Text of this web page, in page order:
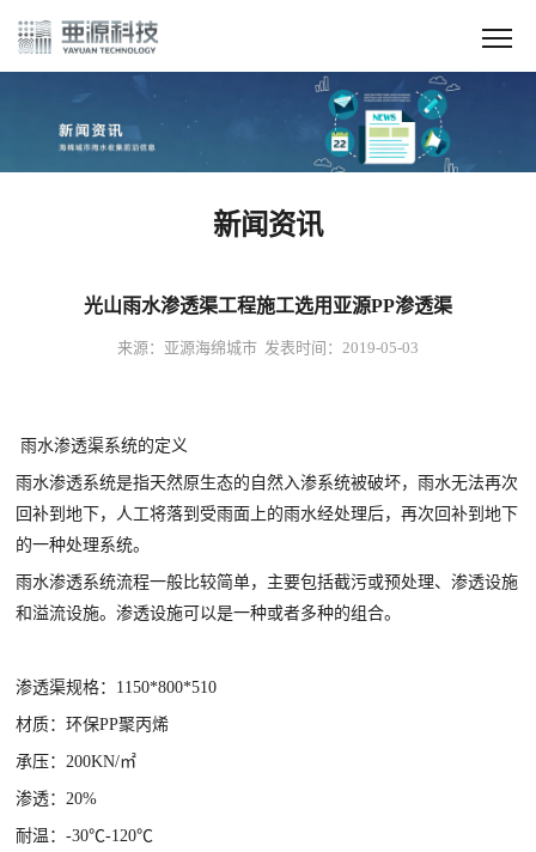
新闻资讯
光山雨水渗透渠工程施工选用亚源PP渗透渠
来源：亚源海绵城市 发表时间：2019-05-03
雨水渗透渠系统的定义
雨水渗透系统是指天然原生态的自然入渗系统被破坏，雨水无法再次
回补到地下，人工将落到受雨面上的雨水经处理后，再次回补到地下
的一种处理系统。
雨水渗透系统流程一般比较简单，主要包括截污或预处理、渗透设施
和溢流设施。渗透设施可以是一种或者多种的组合。
渗透渠规格：1150*800*510
材质：环保PP聚丙烯
承压：200KN/㎡
渗透：20%
耐温：-30℃-120℃